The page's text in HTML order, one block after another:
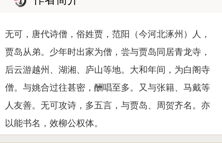
无可，唐代诗僧，俗姓贾，范阳（今河北涿州）人，
贾岛从弟。少年时出家为僧，尝与贾岛同居青龙寺，
后云游越州、湖湘、庐山等地。大和年间，为白阁寺
僧。与姚合过往甚密，酬唱至多。又与张籍、马戴等
人友善。无可攻诗，多五言，与贾岛、周贺齐名。亦
以能书名，效柳公权体。